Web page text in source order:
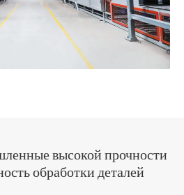
высокой прочности
обработки деталей